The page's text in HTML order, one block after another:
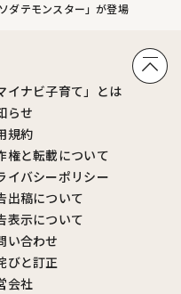
ダテモンスター」が登場
イナビ子育て」とは
らせ
規約
権と転載について
イバシーポリシー
出稿について
表示について
い合わせ
びと訂正
会社